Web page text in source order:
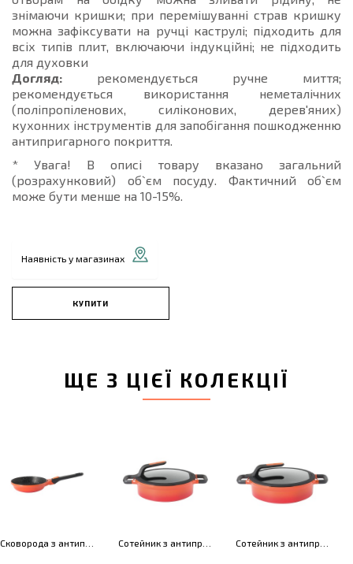
знімаючи кришки; при перемішуванні страв кришку
можна зафіксувати на ручці каструлі; підходить для
всіх типів плит, включаючи індукційні; не підходить
для духовки
Догляд: рекомендується ручне миття;
рекомендується використання неметалічних
(поліпропіленових, силіконових, дерев'яних)
кухонних інструментів для запобігання пошкодженню
антипригарного покриття.
* Увага! В описі товару вказано загальний
(розрахунковий) об`єм посуду. Фактичний об`єм
може бути менше на 10-15%.
Наявність у магазинах
КУПИТИ
ЩЕ З ЦІЄЇ КОЛЕКЦІЇ